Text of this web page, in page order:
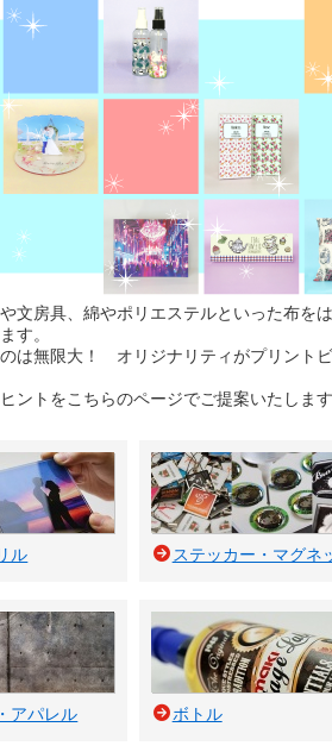
文房具、綿やポリエステルといった布を
す。
は無限大！ オリジナリティがプリント
ントをこちらのページでご提案いたします
ル ステッカー・マグネ
アパレル ボトル